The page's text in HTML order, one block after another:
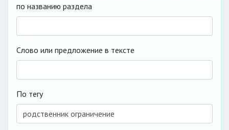
по названию раздела
Слово или предложение в тексте
По тегу